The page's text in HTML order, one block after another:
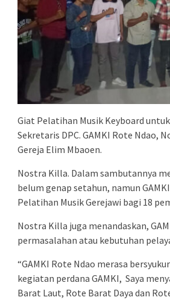
Giat Pelatihan Musik Keyboard
Sekretaris DPC. GAMKI Rote Ndao,
Gereja Elim Mbaoen.
Nostra Killa. Dalam sambutannya
belum genap setahun, namun
Pelatihan Musik Gerejawi bagi 18
Nostra Killa juga menandaskan,
permasalahan atau kebutuhan
“GAMKI Rote Ndao merasa
kegiatan perdana GAMKI, Saya
Barat Laut, Rote Barat Daya dan